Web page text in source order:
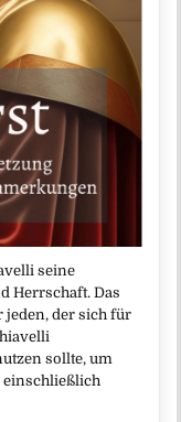
seine
Herrschaft. Das
jeden, der sich für
sollte, um
einschließlich